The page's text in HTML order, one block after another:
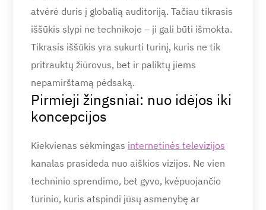
atvėrė duris į globalią auditoriją. Tačiau tikrasis
iššūkis slypi ne technikoje – ji gali būti išmokta.
Tikrasis iššūkis yra sukurti turinį, kuris ne tik
pritrauktų žiūrovus, bet ir paliktų jiems
nepamirštamą pėdsaką.
Pirmieji žingsniai: nuo idėjos iki
koncepcijos
Kiekvienas sėkmingas internetinės televizijos
kanalas prasideda nuo aiškios vizijos. Ne vien
techninio sprendimo, bet gyvo, kvėpuojančio
turinio, kuris atspindi jūsų asmenybę ar